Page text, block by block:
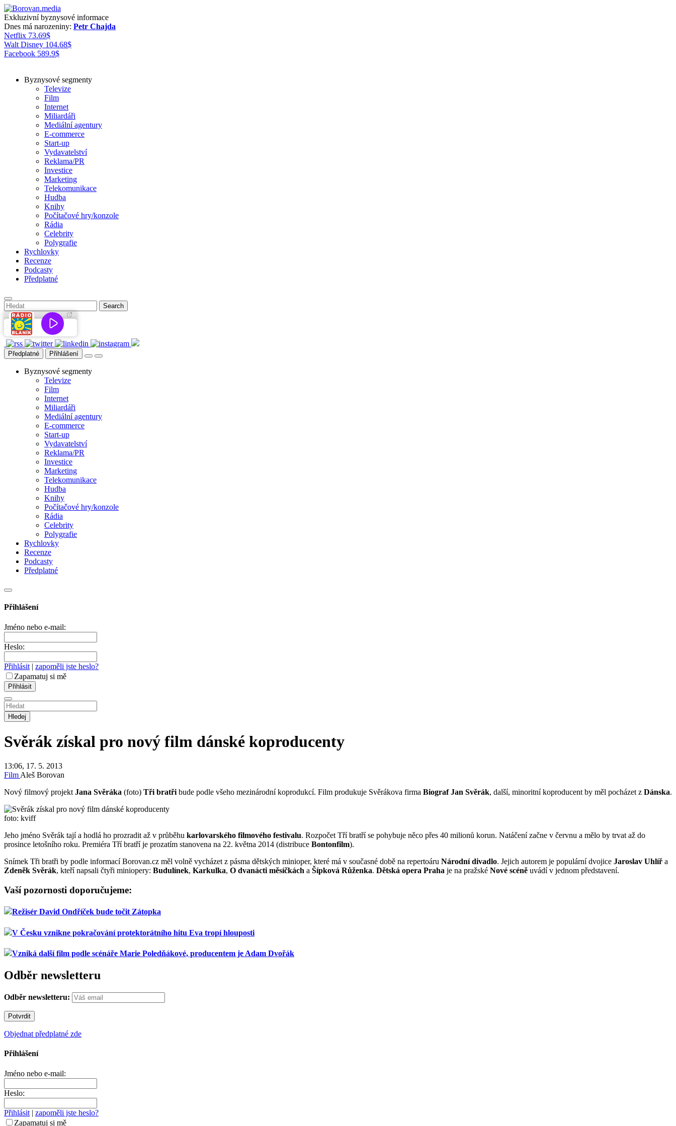
Exkluzivní byznysové informace
Dnes má narozeniny: Petr Chajda
Netflix 73.69$
Walt Disney 104.68$
Facebook 589.9$
Byznysové segmenty
Televize
Film
Internet
Miliardáři
Mediální agentury
E-commerce
Start-up
Vydavatelství
Reklama/PR
Investice
Marketing
Telekomunikace
Hudba
Knihy
Počítačové hry/konzole
Rádia
Celebrity
Polygrafie
Rychlovky
Recenze
Podcasty
Předplatné
Předplatné Přihlášení
Byznysové segmenty
Televize
Film
Internet
Miliardáři
Mediální agentury
E-commerce
Start-up
Vydavatelství
Reklama/PR
Investice
Marketing
Telekomunikace
Hudba
Knihy
Počítačové hry/konzole
Rádia
Celebrity
Polygrafie
Rychlovky
Recenze
Podcasty
Předplatné
Přihlášení
Jméno nebo e-mail:
Heslo:
Přihlásit | zapoměli jste heslo?
Zapamatuj si mě
Hledej
Svěrák získal pro nový film dánské koproducenty
13:06, 17. 5. 2013
FilmAleš Borovan
Nový filmový projektJana Svěráka (foto) Tři bratřibude podle všeho mezinárodní koprodukcí. Film produkuje Svěrákova firma Biograf Jan Svěrák, další, minoritní koproducent by měl pocházet z Dánska.
foto: kviff
Jeho jméno Svěrák tají a hodlá ho prozradit až v průběhu karlovarského filmového festivalu. Rozpočet Tří bratří se pohybuje něco přes 40 milionů korun. Natáčení začne v červnu a mělo by trvat až do
prosince letošního roku. Premiéra Tří bratří je prozatím stanovena na 22. května 2014 (distribuce Bontonfilm).
Snímek Tři bratři by podle informací Borovan.cz měl volně vycházet z pásma dětských minioper, které má v současné době na repertoáru Národní divadlo. Jejich autorem je populární dvojice Jaroslav Uhlíř a
Zdeněk Svěrák, kteří napsali čtyři miniopery: Budulínek, Karkulka, O dvanácti měsíčkách a Šípková Růženka. Dětská opera Praha je na pražské Nové scéně uvádí v jednom představení.
Vaší pozornosti doporučujeme:
Režisér David Ondříček bude točit Zátopka
V Česku vznikne pokračování protektorátního hitu Eva tropí hlouposti
Vzniká další film podle scénáře Marie Poledňákové, producentem je Adam Dvořák
Odběr newsletteru
Odběr newsletteru:
Objednat předplatné zde
Přihlášení
Jméno nebo e-mail:
Heslo:
Přihlásit | zapoměli jste heslo?
Zapamatuj si mě